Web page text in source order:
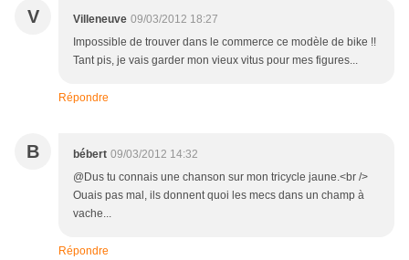
V Villeneuve 09/03/2012 18:27
Impossible de trouver dans le commerce ce modèle de bike !!
Tant pis, je vais garder mon vieux vitus pour mes figures...
Répondre
B bébert 09/03/2012 14:32
@Dus tu connais une chanson sur mon tricycle jaune.<br />
Ouais pas mal, ils donnent quoi les mecs dans un champ à
vache...
Répondre